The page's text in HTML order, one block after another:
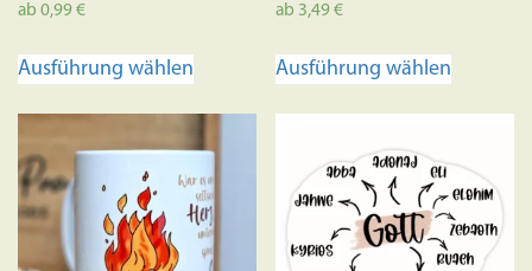
ab 0,99€
Ausführung wählen
auf.
Die
Optionen
ab 3,49€
Ausführung wählen
auf.
Die